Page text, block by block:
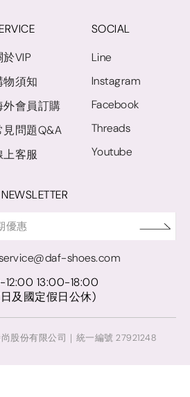
於VIP
物須知
外會員訂購
見問題Q&A
上客服
SOCIAL
Line
Instagram
Facebook
Threads
Youtube
NEWSLETTER
shoes.com
12:00 13:00-18:00
及國定假日公休)
股份有限公司｜統一編號 27921248